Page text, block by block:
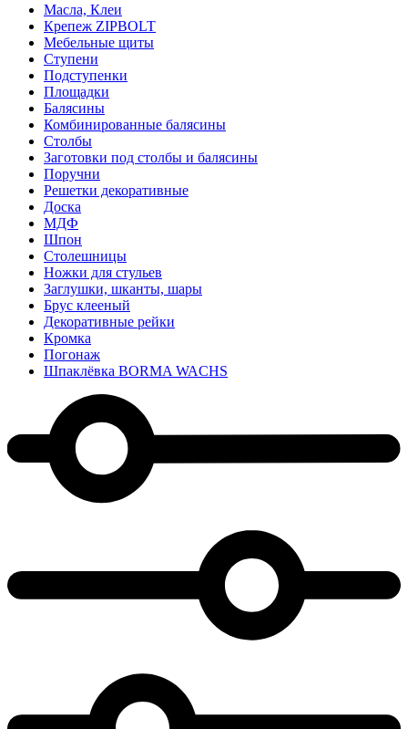
Масла, Клеи
Крепеж ZIPBOLT
Мебельные щиты
Ступени
Подступенки
Площадки
Балясины
Комбинированные балясины
Столбы
Заготовки под столбы и балясины
Поручни
Решетки декоративные
Доска
МДФ
Шпон
Столешницы
Ножки для стульев
Заглушки, шканты, шары
Брус клееный
Декоративные рейки
Кромка
Погонаж
Шпаклёвка BORMA WACHS